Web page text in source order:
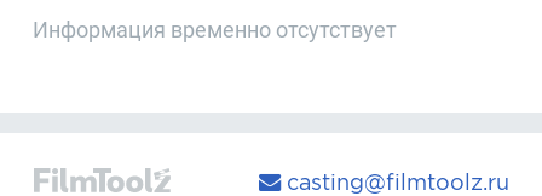
Информация временно отсутствует
casting@filmtoolz.ru